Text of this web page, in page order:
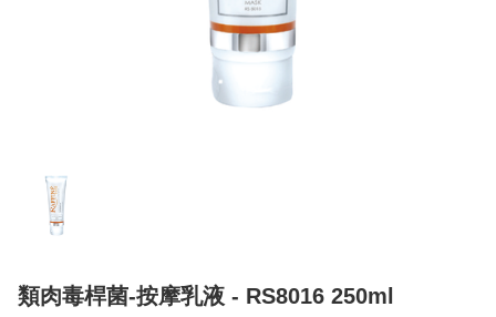
類肉毒桿菌-按摩乳液 - RS8016 250ml